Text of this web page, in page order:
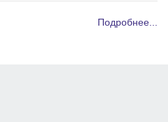
Подробнее...